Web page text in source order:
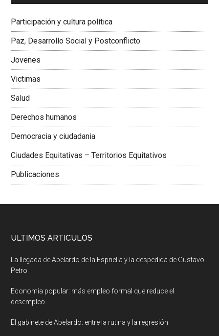
Colombiana
Participación y cultura política
Paz, Desarrollo Social y Postconflicto
Jovenes
Victimas
Salud
Derechos humanos
Democracia y ciudadania
Ciudades Equitativas – Territorios Equitativos
Publicaciones
ULTIMOS ARTICULOS
La llegada de Abelardo de la Espriella y la despedida de Gustavo
Petro
Economía popular: más empleo formal que reduce el
desempleo
El gabinete de Abelardo: entre la rutina y la regresión